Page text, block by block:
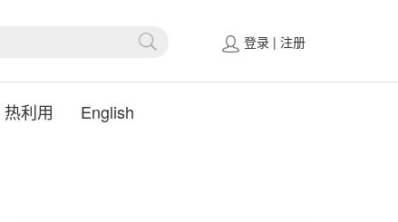
登录 | 注册
热利用 English